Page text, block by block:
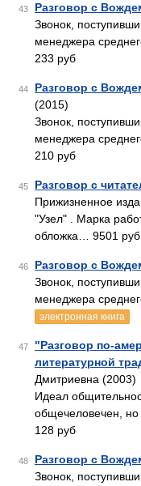
43 Разговор с
Звонок,
менеджера
233 руб
44 Разговор с
(2015)
Звонок,
менеджера
210 руб
45 Разговор с
Прижизненное
"Узел" . Марка
обложка… 9501 руб
46 Разговор с
Звонок,
менеджера
электронная книга
47
"Разговор по-
литературной
Дмитриевна (2003)
Идеал
общечеловечен, но
128 руб
48 Разговор с
Звонок,